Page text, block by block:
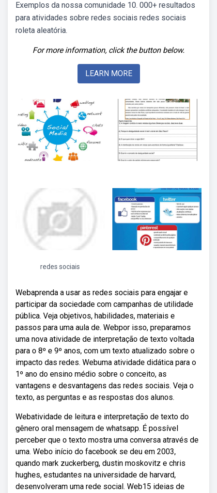
Exemplos da nossa comunidade 10. 000+ resultados
para atividades sobre redes sociais redes sociais
roleta aleatória.
For more information, click the button below.
LEARN MORE
redes sociais
Webaprenda a usar as redes sociais para engajar e
participar da sociedade com campanhas de utilidade
pública. Veja objetivos, habilidades, materiais e
passos para uma aula de. Webpor isso, preparamos
uma nova atividade de interpretação de texto voltada
para o 8º e 9º anos, com um texto atualizado sobre o
impacto das redes. Webuma atividade didática para o
1º ano do ensino médio sobre o conceito, as
vantagens e desvantagens das redes sociais. Veja o
texto, as perguntas e as respostas dos alunos.
Webatividade de leitura e interpretação de texto do
gênero oral mensagem de whatsapp. É possível
perceber que o texto mostra uma conversa através de
uma. Webo início do facebook se deu em 2003,
quando mark zuckerberg, dustin moskovitz e chris
hughes, estudantes na universidade de harvard,
desenvolveram uma rede social. Web15 ideias de